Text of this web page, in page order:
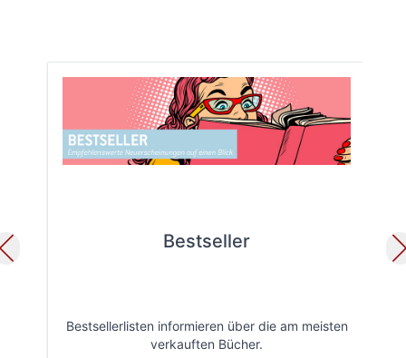
Bestseller
Bestsellerlisten informieren über die am meisten
verkauften Bücher.